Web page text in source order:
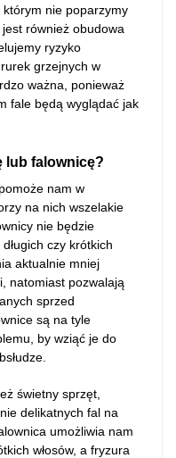
nie poparzymy
również obudowa
ryzyko
grzejnych w
ważna, ponieważ
fale będą wyglądać jak
lub falownicę?
nam w
na nich wszelakie
nie będzie
czy krótkich
aktualnie mniej
natomiast pozwalają
sprzed
są na tyle
by wziąć je do
świetny sprzęt,
delikatnych fal na
umożliwia nam
włosów, a fryzura